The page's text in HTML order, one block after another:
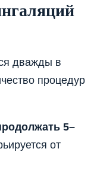
дважды в
процедур
5–
от